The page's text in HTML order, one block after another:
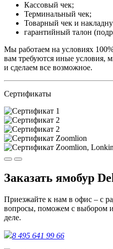
Кассовый чек;
Терминальный чек;
Товарный чек и
гарантийный талон
Мы работаем на условиях
вам требуются иные условия,
и сделаем все возможное.
Сертификаты
Заказать ямобур
Приезжайте к нам в офис – с
вопросы, поможем с выбором
деле.
8 495 641 99 66